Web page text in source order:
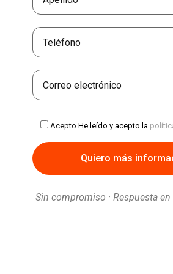
Acepto He leído y acepto la
Sin compromiso · Respuesta